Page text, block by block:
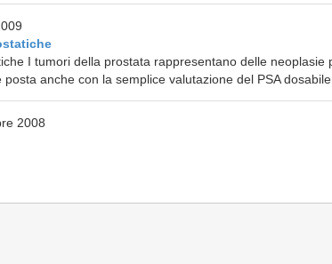
I tumori della prostata rappresentano delle neoplasie
posta anche con la semplice valutazione del PSA dosabile
2008